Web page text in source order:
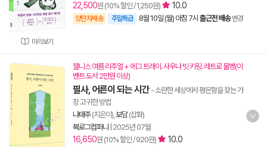
미리보기
22,500원 (10% 할인 / 1,250원) 10.0
양탄자배송 주말특급 8월 10일 (월) 아침 7시 출근전 배송 변경
웰니스 여름 리추얼 + 에그 트레이. 사우나 빗 키링. 레트로 물병(이
벤트 도서 2만원 이상)
필사, 어른이 되는 시간 - 소란한 세상에서 평온함을 찾는 가
장 고귀한 방법
나태주(지은이), 보담(삽화)
북로그컴퍼니
2025년 07월
16,650원 (10% 할인 / 920원) 10.0